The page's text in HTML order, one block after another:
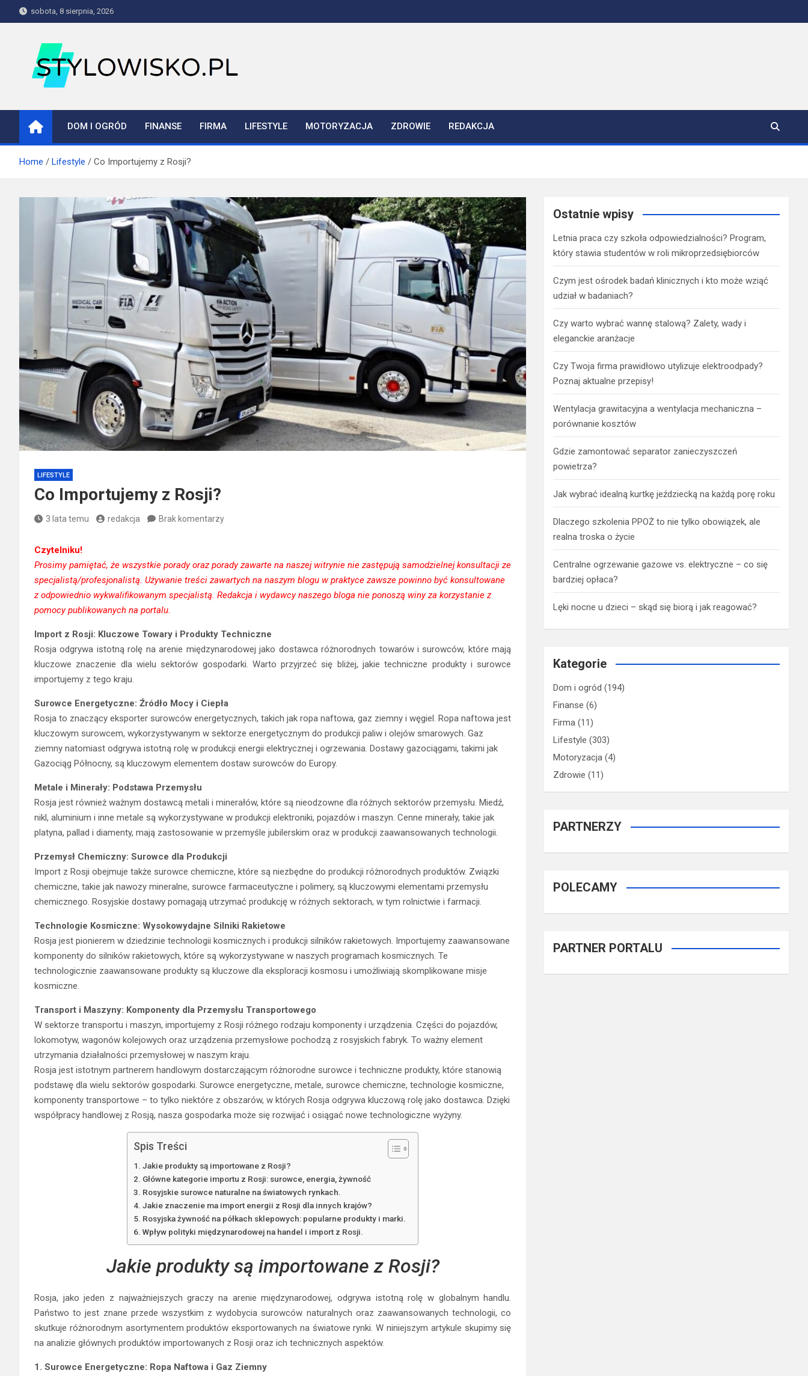
to
sobota, 8 sierpnia, 2026
stylowisko.pl
DOM I OGRÓD FINANSE FIRMA LIFESTYLE MOTORYZACJA ZDROWIE REDAKCJA
Home Lifestyle Co Importujemy z Rosji?
LIFESTYLE
Co Importujemy z Rosji?
3 lata temu redakcja Brak komentarzy
Czytelniku!
Prosimy pamiętać, że wszystkie porady oraz porady zawarte na naszej witrynie nie zastępują samodzielnej konsultacji ze
specjalistą/profesjonalistą. Używanie treści zawartych na naszym blogu w praktyce zawsze powinno być konsultowane
z odpowiednio wykwalifikowanym specjalistą. Redakcja i wydawcy naszego bloga nie ponoszą winy za korzystanie z
pomocy publikowanych na portalu.
Import z Rosji: Kluczowe Towary i Produkty Techniczne
Rosja odgrywa istotną rolę na arenie międzynarodowej jako dostawca różnorodnych towarów i surowców, które mają
kluczowe znaczenie dla wielu sektorów gospodarki. Warto przyjrzeć się bliżej, jakie techniczne produkty i surowce
importujemy z tego kraju.
Surowce Energetyczne: Źródło Mocy i Ciepła
Rosja to znaczący eksporter surowców energetycznych, takich jak ropa naftowa, gaz ziemny i węgiel. Ropa naftowa jest
kluczowym surowcem, wykorzystywanym w sektorze energetycznym do produkcji paliw i olejów smarowych. Gaz
ziemny natomiast odgrywa istotną rolę w produkcji energii elektrycznej i ogrzewania. Dostawy gazociągami, takimi jak
Gazociąg Północny, są kluczowym elementem dostaw surowców do Europy.
Metale i Minerały: Podstawa Przemysłu
Rosja jest również ważnym dostawcą metali i minerałów, które są nieodzowne dla różnych sektorów przemysłu. Miedź,
nikl, aluminium i inne metale są wykorzystywane w produkcji elektroniki, pojazdów i maszyn. Cenne minerały, takie jak
platyna, pallad i diamenty, mają zastosowanie w przemyśle jubilerskim oraz w produkcji zaawansowanych technologii.
Przemysł Chemiczny: Surowce dla Produkcji
Import z Rosji obejmuje także surowce chemiczne, które są niezbędne do produkcji różnorodnych produktów. Związki
chemiczne, takie jak nawozy mineralne, surowce farmaceutyczne i polimery, są kluczowymi elementami przemysłu
chemicznego. Rosyjskie dostawy pomagają utrzymać produkcję w różnych sektorach, w tym rolnictwie i farmacji.
Technologie Kosmiczne: Wysokowydajne Silniki Rakietowe
Rosja jest pionierem w dziedzinie technologii kosmicznych i produkcji silników rakietowych. Importujemy zaawansowane
komponenty do silników rakietowych, które są wykorzystywane w naszych programach kosmicznych. Te
technologicznie zaawansowane produkty są kluczowe dla eksploracji kosmosu i umożliwiają skomplikowane misje
kosmiczne.
Transport i Maszyny: Komponenty dla Przemysłu Transportowego
W sektorze transportu i maszyn, importujemy z Rosji różnego rodzaju komponenty i urządzenia. Części do pojazdów,
lokomotyw, wagonów kolejowych oraz urządzenia przemysłowe pochodzą z rosyjskich fabryk. To ważny element
utrzymania działalności przemysłowej w naszym kraju.
Rosja jest istotnym partnerem handlowym dostarczającym różnorodne surowce i techniczne produkty, które stanowią
podstawę dla wielu sektorów gospodarki. Surowce energetyczne, metale, surowce chemiczne, technologie kosmiczne,
komponenty transportowe – to tylko niektóre z obszarów, w których Rosja odgrywa kluczową rolę jako dostawca. Dzięki
współpracy handlowej z Rosją, nasza gospodarka może się rozwijać i osiągać nowe technologiczne wyżyny.
Spis Treści
Jakie produkty są importowane z Rosji?
Główne kategorie importu z Rosji: surowce, energia, żywność
Rosyjskie surowce naturalne na światowych rynkach.
Jakie znaczenie ma import energii z Rosji dla innych krajów?
Rosyjska żywność na półkach sklepowych: popularne produkty i marki.
Wpływ polityki międzynarodowej na handel i import z Rosji.
Jakie produkty są importowane z Rosji?
Rosja, jako jeden z najważniejszych graczy na arenie międzynarodowej, odgrywa istotną rolę w globalnym handlu.
Państwo to jest znane przede wszystkim z wydobycia surowców naturalnych oraz zaawansowanych technologii, co
skutkuje różnorodnym asortymentem produktów eksportowanych na światowe rynki. W niniejszym artykule skupimy się
na analizie głównych produktów importowanych z Rosji oraz ich technicznych aspektów.
1. Surowce Energetyczne: Ropa Naftowa i Gaz Ziemny
Ostatnie wpisy
Letnia praca czy szkoła odpowiedzialności? Program,
który stawia studentów w roli mikroprzedsiębiorców
Czym jest ośrodek badań klinicznych i kto może wziąć
udział w badaniach?
Czy warto wybrać wannę stalową? Zalety, wady i
eleganckie aranżacje
Czy Twoja firma prawidłowo utylizuje elektroodpady?
Poznaj aktualne przepisy!
Wentylacja grawitacyjna a wentylacja mechaniczna –
porównanie kosztów
Gdzie zamontować separator zanieczyszczeń
powietrza?
Jak wybrać idealną kurtkę jeździecką na każdą porę roku
Dlaczego szkolenia PPOŻ to nie tylko obowiązek, ale
realna troska o życie
Centralne ogrzewanie gazowe vs. elektryczne – co się
bardziej opłaca?
Lęki nocne u dzieci – skąd się biorą i jak reagować?
Kategorie
Dom i ogród (194)
Finanse (6)
Firma (11)
Lifestyle (303)
Motoryzacja (4)
Zdrowie (11)
PARTNERZY
POLECAMY
PARTNER PORTALU